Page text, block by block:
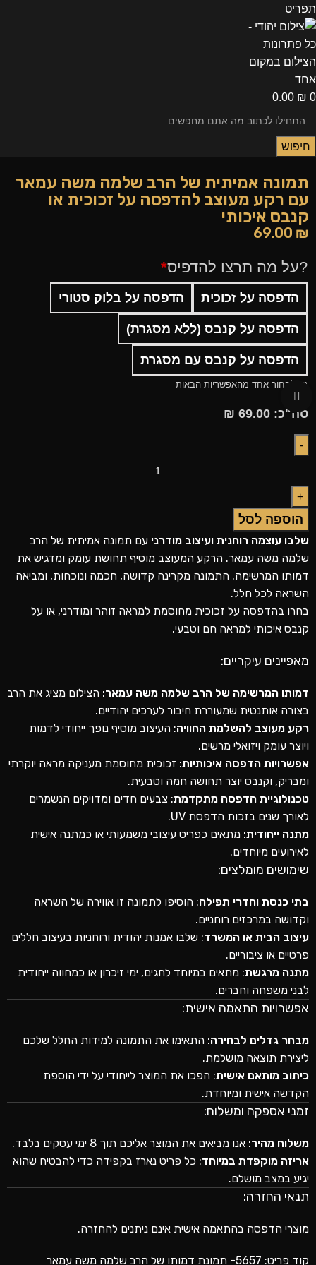
תפריט
0
0.00 ₪
חיפוש
תמונה אמיתית של הרב שלמה משה עמאר
עם רקע מעוצב להדפסה על זכוכית או
קנבס איכותי
69.00 ₪
?על מה תרצו להדפיס*
הדפסה על זכוכית הדפסה על בלוק סטורי
הדפסה על קנבס (ללא מסגרת)
הדפסה על קנבס עם מסגרת
נא לבחור אחד מהאפשריות הבאות
סה"כ: 69.00
₪
הוספה לסל
שלבו עוצמה רוחנית ועיצוב מודרני עם תמונה אמיתית של הרב
שלמה משה עמאר. הרקע המעוצב מוסיף תחושת עומק ומדגיש את
דמותו המרשימה. התמונה מקרינה קדושה, חכמה ונוכחות, ומביאה
השראה לכל חלל.
בחרו בהדפסה על זכוכית מחוסמת למראה זוהר ומודרני, או על
קנבס איכותי למראה חם וטבעי.
מאפיינים עיקריים:
דמותו המרשימה של הרב שלמה משה עמאר: הצילום מציג את הרב
בצורה אותנטית שמעוררת חיבור לערכים יהודיים.
רקע מעוצב להשלמת החוויה: העיצוב מוסיף נופך ייחודי לדמות
ויוצר עומק ויזואלי מרשים.
אפשרויות הדפסה איכותיות: זכוכית מחוסמת מעניקה מראה יוקרתי
ומבריק, וקנבס יוצר תחושה חמה וטבעית.
טכנולוגיית הדפסה מתקדמת: צבעים חדים ומדויקים הנשמרים
לאורך שנים בזכות הדפסת UV.
מתנה ייחודית: מתאים כפריט עיצובי משמעותי או כמתנה אישית
לאירועים מיוחדים.
שימושים מומלצים:
בתי כנסת וחדרי תפילה: הוסיפו לתמונה זו אווירה של השראה
וקדושה במרכזים רוחניים.
עיצוב הבית או המשרד: שלבו אמנות יהודית ורוחניות בעיצוב חללים
פרטיים או ציבוריים.
מתנה מרגשת: מתאים במיוחד לחגים, ימי זיכרון או כמחווה ייחודית
לבני משפחה וחברים.
אפשרויות התאמה אישית:
מבחר גדלים לבחירה: התאימו את התמונה למידות החלל שלכם
ליצירת תוצאה מושלמת.
כיתוב מותאם אישית: הפכו את המוצר לייחודי על ידי הוספת
הקדשה אישית ומיוחדת.
זמני אספקה ומשלוח:
משלוח מהיר: אנו מביאים את המוצר אליכם תוך 8 ימי עסקים בלבד.
אריזה מוקפדת במיוחד: כל פריט נארז בקפידה כדי להבטיח שהוא
יגיע במצב מושלם.
תנאי החזרה:
מוצרי הדפסה בהתאמה אישית אינם ניתנים להחזרה.
קוד פריט: 5657- תמונת דמותו של הרב שלמה משה עמאר